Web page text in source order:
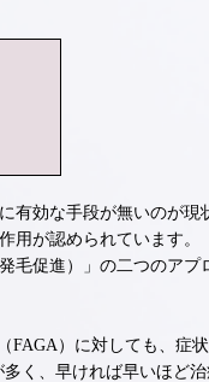
有効な手段が無いのが現
用が認められています。
毛促進）」の二つのアプ
）に対しても、症
く、早ければ早いほど治